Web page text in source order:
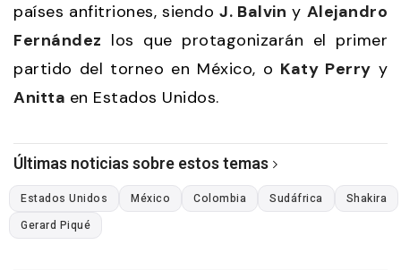
países anfitriones, siendo J. Balvin y Alejandro
Fernández los que protagonizarán el primer
partido del torneo en México, o Katy Perry y
Anitta en Estados Unidos.
Últimas noticias sobre estos temas
Estados Unidos México Colombia Sudáfrica
Shakira
Gerard Piqué